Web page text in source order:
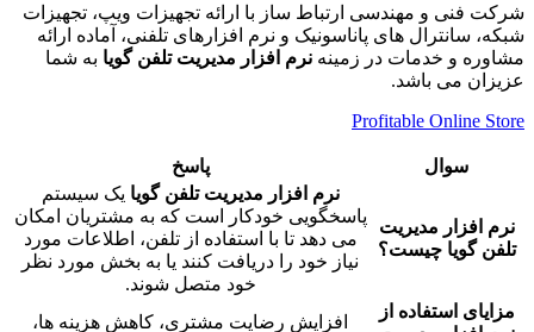
شرکت فنی و مهندسی ارتباط ساز با ارائه تجهیزات ویپ، تجهیزات
شبکه، سانترال های پاناسونیک و نرم افزارهای تلفنی، آماده ارائه
مشاوره و خدمات در زمینه نرم افزار مدیریت تلفن گویا به شما
عزیزان می باشد.
Profitable Online Store
سوال پاسخ
نرم افزار مدیریت
تلفن گویا چیست؟
نرم افزار مدیریت تلفن گویا یک سیستم
پاسخگویی خودکار است که به مشتریان امکان
می دهد تا با استفاده از تلفن، اطلاعات مورد
نیاز خود را دریافت کنند یا به بخش مورد نظر
خود متصل شوند.
مزایای استفاده از
افزایش رضایت مشتری، کاهش هزینه ها،